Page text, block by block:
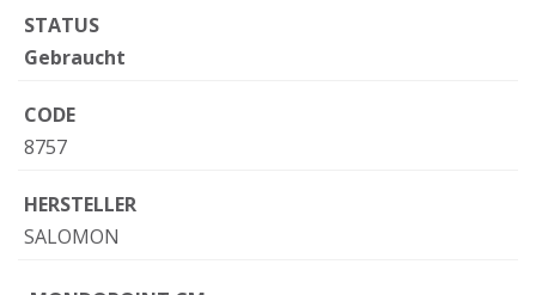
STATUS
Gebraucht
CODE
8757
HERSTELLER
SALOMON